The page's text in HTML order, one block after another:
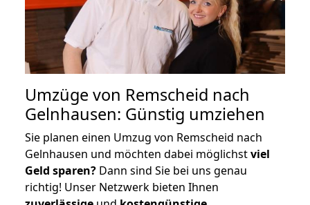
Umzüge von Remscheid nach
Gelnhausen: Günstig umziehen
Sie planen einen Umzug von Remscheid nach
Gelnhausen und möchten dabei möglichstviel
Geld sparen? Dann sind Sie bei uns genau
richtig! Unser Netzwerk bieten Ihnen